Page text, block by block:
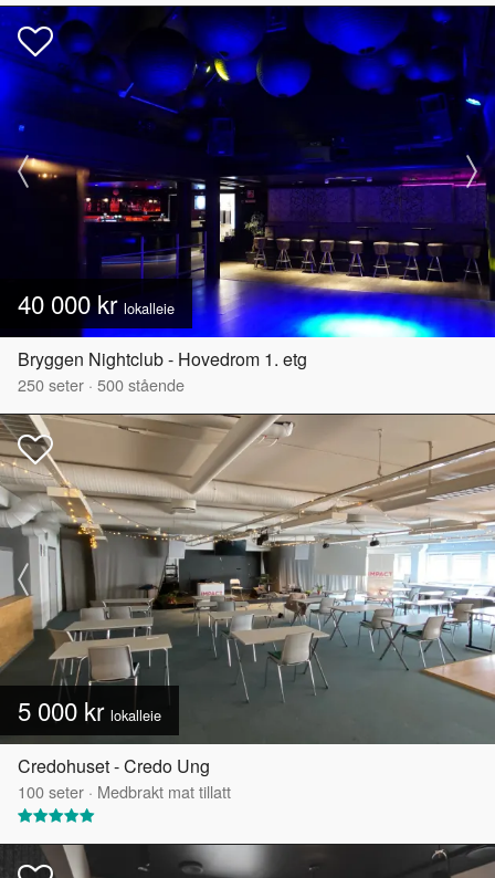
40 000 krlokalleie
Bryggen Nightclub - Hovedrom 1. etg
250seter · 500stående
5 000 kr lokalleie
Credohuset - Credo Ung
100seter · Medbrakt mat tillatt